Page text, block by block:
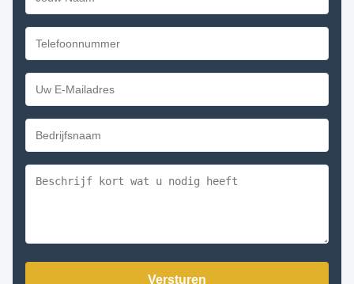
Versturen